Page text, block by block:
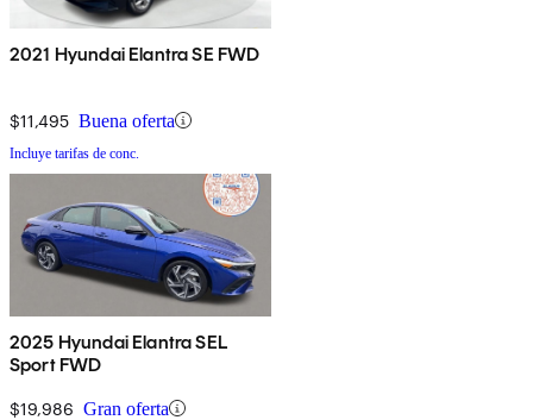
2021 Hyundai Elantra SE FWD
$11,495 Buena oferta
Incluye tarifas de conc.
2025 Hyundai Elantra SEL
Sport FWD
$19,986 Gran oferta